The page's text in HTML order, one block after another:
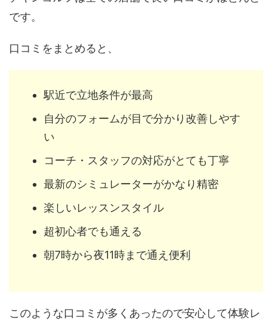
です。
口コミをまとめると、
駅近で立地条件が最高
自分のフォームが目で分かり改善しやす
い
コーチ・スタッフの対応がとても丁寧
最新のシミュレーターがかなり精密
楽しいレッスンスタイル
超初心者でも通える
朝7時から夜11時まで通え便利
このような口コミが多くあったので安心して体験レ